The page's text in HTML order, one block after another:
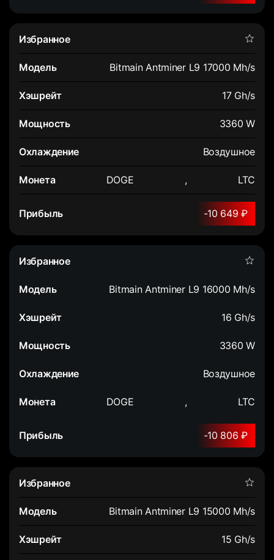
Bitmain Antminer L9 17000 Mh/s
17 Gh/s
3360 W
Воздушное
DOGE , LTC
-10 649 ₽
Bitmain Antminer L9 16000 Mh/s
16 Gh/s
3360 W
Воздушное
DOGE , LTC
-10 806 ₽
Bitmain Antminer L9 15000 Mh/s
15 Gh/s